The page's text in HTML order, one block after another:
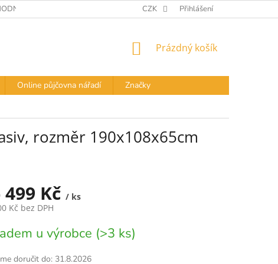
PODMÍNKY DOPRAVA A PLATBA PODMÍNKY OCHRANY
CZK Přihlášení
NÁKUPNÍ
Prázdný košík
Online půjčovna nářadí
Značky
rozměr 190x108x65cm
499 Kč / ks
Kč bez DPH
u výrobce (>3 ks)
doručit do: 31.8.2026